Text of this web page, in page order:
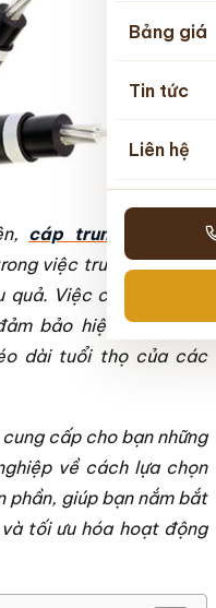
Bảng giá
Tin tức
Liên hệ
cáp trung thế bán
việc truyền tải điện
Việc chọn mua và
bảo hiệu suất hoạt
dài tuổi thọ của các
cấp cho bạn những
về cách lựa chọn
phần, giúp bạn nắm bắt
tối ưu hóa hoạt động